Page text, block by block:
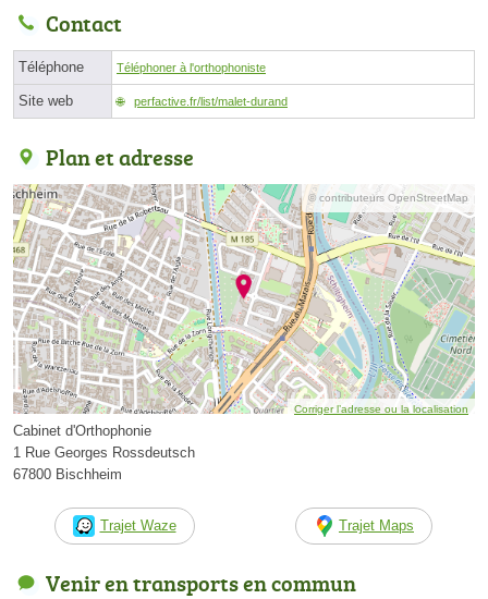
Contact
Téléphone Téléphoner à l'orthophoniste
Site web perfactive.fr/list/malet-durand
Plan et adresse
© contributeurs OpenStreetMap
Corriger l’adresse ou la localisation
Cabinet d'Orthophonie
1 Rue Georges Rossdeutsch
67800 Bischheim
Trajet Waze Trajet Maps
Venir en transports en commun